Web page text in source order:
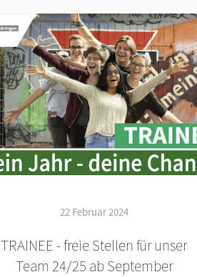
22 Februar 2024
TRAINEE - freie Stellen für unser
Team 24/25 ab September